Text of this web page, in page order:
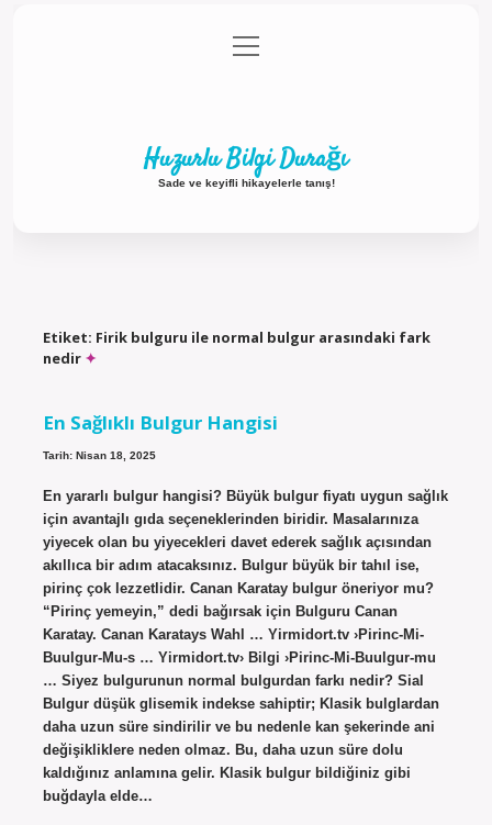
Gizlilik Politikası
menüyü
aç
Huzurlu Bilgi Durağı
Sade ve keyifli hikayelerle tanış!
Etiket: Firik bulguru ile normal bulgur arasındaki fark
nedir
En Sağlıklı Bulgur Hangisi
Tarih: Nisan 18, 2025
En yararlı bulgur hangisi? Büyük bulgur fiyatı uygun sağlık
için avantajlı gıda seçeneklerinden biridir. Masalarınıza
yiyecek olan bu yiyecekleri davet ederek sağlık açısından
akıllıca bir adım atacaksınız. Bulgur büyük bir tahıl ise,
pirinç çok lezzetlidir. Canan Karatay bulgur öneriyor mu?
“Pirinç yemeyin,” dedi bağırsak için Bulguru Canan
Karatay. Canan Karatays Wahl … Yirmidort.tv ›Pirinc-Mi-
Buulgur-Mu-s … Yirmidort.tv› Bilgi ›Pirinc-Mi-Buulgur-mu
… Siyez bulgurunun normal bulgurdan farkı nedir? Sial
Bulgur düşük glisemik indekse sahiptir; Klasik bulglardan
daha uzun süre sindirilir ve bu nedenle kan şekerinde ani
değişikliklere neden olmaz. Bu, daha uzun süre dolu
kaldığınız anlamına gelir. Klasik bulgur bildiğiniz gibi
buğdayla elde…